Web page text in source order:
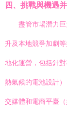
四、挑戰與機遇
盡管市場潛力
升及本地競爭加劇
地化運營，包括針
熱氣候的電池設計
交媒體和電商平臺